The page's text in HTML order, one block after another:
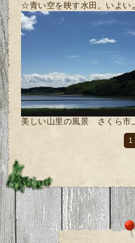
☆青い空を映す水田。いよい
美しい山里の風景 さくら市
1